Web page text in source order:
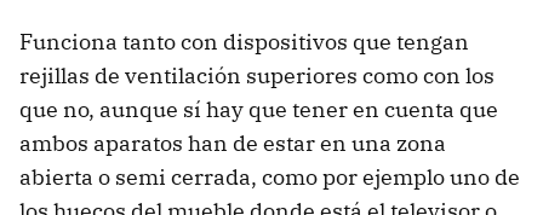
Funciona tanto con dispositivos que tengan
rejillas de ventilación superiores como con los
que no, aunque sí hay que tener en cuenta que
ambos aparatos han de estar en una zona
abierta o semi cerrada, como por ejemplo uno de